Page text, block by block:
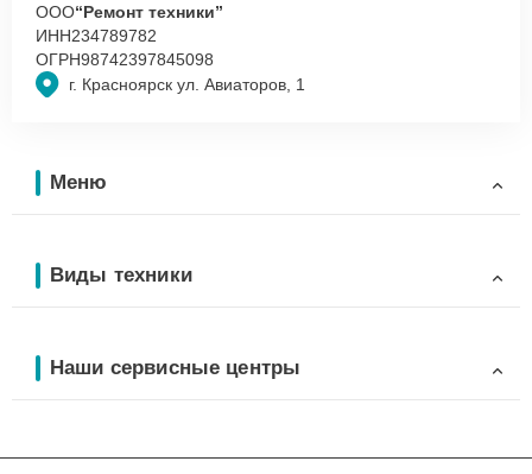
г. Красноярск ул. Авиаторов, 1
ООО“Ремонт техники”
ИНН234789782
ОГРН98742397845098
Меню
Виды техники
Наши сервисные центры